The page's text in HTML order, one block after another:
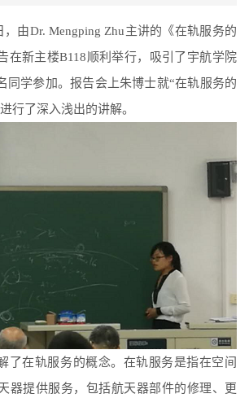
，由Dr. Mengping Zhu主讲的《在轨服务的
在新主楼B118顺利举行，吸引了宇航学院
同学参加。报告会上朱博士就“在轨服务的
行了深入浅出的讲解。
了在轨服务的概念。在轨服务是指在空间
器提供服务，包括航天器部件的修理、更